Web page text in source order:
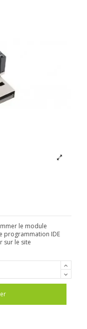
le module
programmation IDE
sur le site